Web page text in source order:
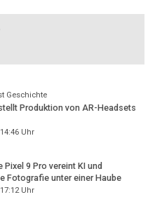
Geschichte
Produktion von AR-Headsets
Uhr
Pixel 9 Pro vereint KI und
Fotografie unter einer Haube
Uhr